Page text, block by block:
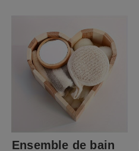
Ensemble de bain